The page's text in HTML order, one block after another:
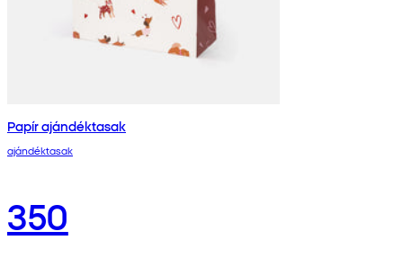
Papír ajándéktasak
ajándéktasak
350